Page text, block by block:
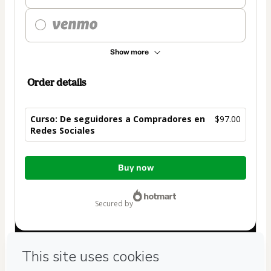
Show more
Order details
Curso: De seguidores a Compradores en
Redes Sociales
$97.00
Total
$97.00
Buy now
secured by